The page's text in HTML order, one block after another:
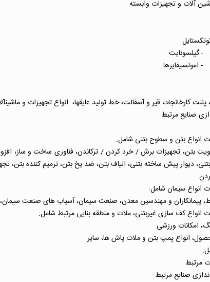
و تجهیزات وابسته
ژئوتکستایل
کارخانجات قیر و آسفالت، خط تولید عایق­ها، انواع تجهیزات و
صنایع مرتبط
تجهیزات برش / خرد کردن / ترکاندن، فناوری ساخت و ساز،
دیوار پیش ساخته بتنی، الیاف بتن، ضد یخ بتن، ترمیم کننده
پیمانکاران و مهندسین معدن، صنعت سیمان، آسیاب های صنعت
امکانات ورزشی
انواع پمپ بتن و ملات پاش ها، سایر
مرتبط